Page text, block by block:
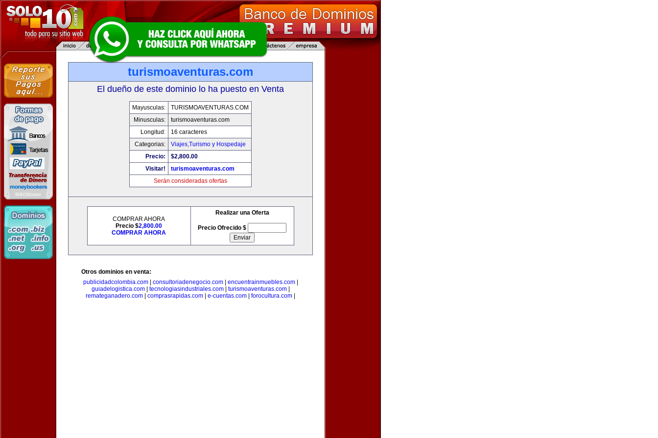
turismoaventuras.com
El dueño de este dominio lo ha puesto en Venta
Mayusculas:
TURISMOAVENTURAS.COM
Minusculas:
turismoaventuras.com
Longitud:
16 caracteres
Categorias:
Viajes,Turismo y Hospedaje
Precio:
$2,800.00
Visitar!
turismoaventuras.com
Serán consideradas ofertas
COMPRAR AHORA
Precio $2,800.00
COMPRAR AHORA
Realizar una Oferta
Precio Ofrecido $
Otros dominios en venta:
publicidadcolombia.com| consultoriadenegocio.com| encuentrainmuebles.com|
guiadelogistica.com| tecnologiasindustriales.com| turismoaventuras.com|
remateganadero.com
comprasrapidas.com e-cuentas.com forocultura.com